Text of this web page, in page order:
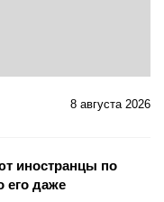
8 августа 2026
иностранцы по
его даже